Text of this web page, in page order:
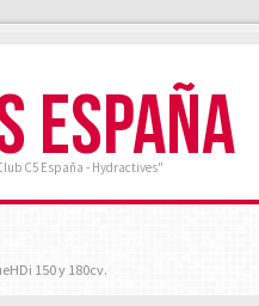
ESPAÑA
C5 España - Hydractives"
150 y 180cv.